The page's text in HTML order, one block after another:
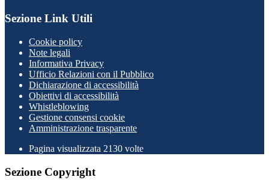
Sezione Link Utili
Cookie policy
Note legali
Informativa Privacy
Ufficio Relazioni con il Pubblico
Dichiarazione di accessibilità
Obiettivi di accessibilità
Whistleblowing
Gestione consensi cookie
Amministrazione trasparente
Pagina visualizzata 2130 volte
Sezione Copyright